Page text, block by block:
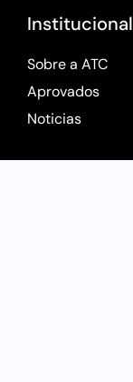
Institucional
Sobre a ATC
Aprovados
Noticias